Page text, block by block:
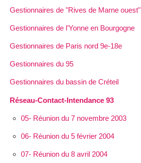
Gestionnaires de "Rives de Marne ouest"
Gestionnaires de l’Yonne en Bourgogne
Gestionnaires de Paris nord 9e-18e
Gestionnaires du 95
Gestionnaires du bassin de Créteil
Réseau-Contact-Intendance 93
05- Réunion du 7 novembre 2003
06- Réunion du 5 février 2004
07- Réunion du 8 avril 2004